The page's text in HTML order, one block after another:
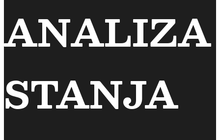
ANALIZA
STANJA